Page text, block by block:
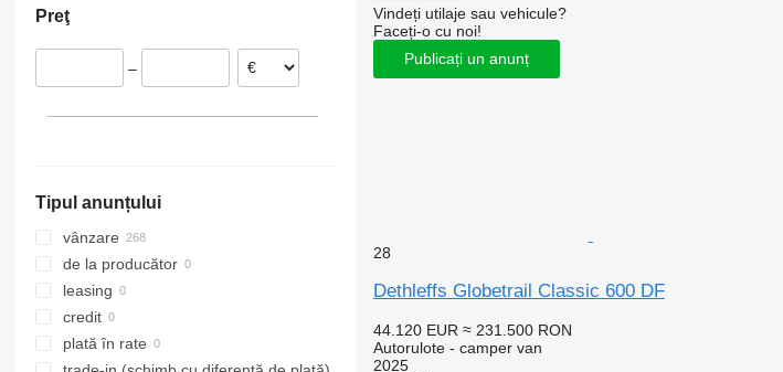
Datteln
Karlsruhe
Țările de Jos
Lituania
Preţ
–
Tipul anunțului
vânzare
de la producător
leasing
credit
plată în rate
Vindeți utilaje sau vehicule?
Faceți-o cu noi!
Publicați un anunț
28
Dethleffs Globetrail Classic 600 DF
44.120 EUR ≈ 231.500 RON
Autorulote - camper van
2025